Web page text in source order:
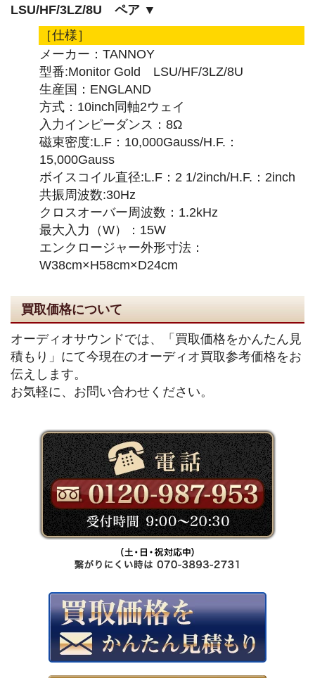
LSU/HF/3LZ/8U ペア ▼
［仕様］
メーカー：TANNOY
型番:Monitor Gold LSU/HF/3LZ/8U
生産国：ENGLAND
方式：10inch同軸2ウェイ
入力インピーダンス：8Ω
磁束密度:L.F：10,000Gauss/H.F.：
15,000Gauss
ボイスコイル直径:L.F：2 1/2inch/H.F.：2inch
共振周波数:30Hz
クロスオーバー周波数：1.2kHz
最大入力（W）：15W
エンクロージャー外形寸法：
W38cm×H58cm×D24cm
買取価格について
オーディオサウンドでは、「買取価格をかんたん見
積もり」にて今現在のオーディオ買取参考価格をお
伝えします。
お気軽に、お問い合わせください。